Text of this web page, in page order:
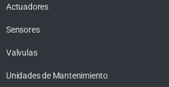
Actuadores
Sensores
Valvulas
Unidades de Mantenimiento